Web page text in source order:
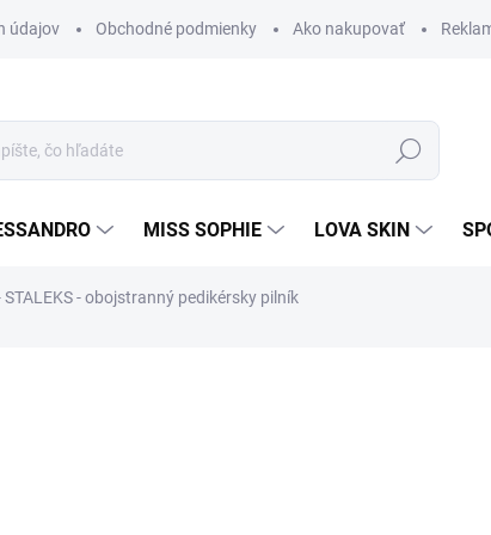
údajov Obchodné podmienky Ako nakupovať
Hľadať
MISS SOPHIE LOVA SKIN
- obojstranný pedikérsky pilník